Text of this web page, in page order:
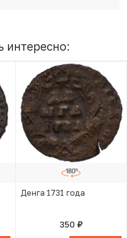
интересно:
Денга 1731 года
350 руб.В КОРЗИНЕ